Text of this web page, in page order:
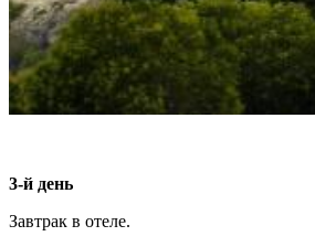
3-й день
Завтрак в отеле.